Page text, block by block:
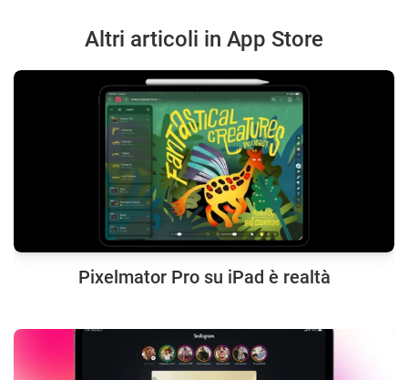
Altri articoli in App Store
Pixelmator Pro su iPad è realtà